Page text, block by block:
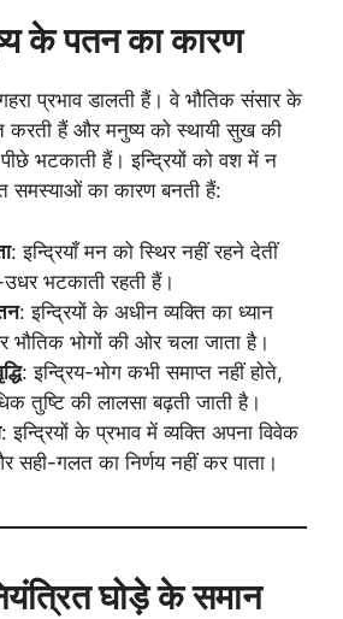
के पतन का कारण
प्रभाव डालती हैं। वे भौतिक संसार के
करती हैं और मनुष्य को स्थायी सुख की
भटकाती हैं। इन्द्रियों को वश में न
समस्याओं का कारण बनती हैं:
: इन्द्रियाँ मन को स्थिर नहीं रहने देतीं
भटकाती रहती हैं।
: इन्द्रियों के अधीन व्यक्ति का ध्यान
भौतिक भोगों की ओर चला जाता है।
: इन्द्रिय-भोग कभी समाप्त नहीं होते,
तुष्टि की लालसा बढ़ती जाती है।
: इन्द्रियों के प्रभाव में व्यक्ति अपना विवेक
सही-गलत का निर्णय नहीं कर पाता।
घोड़े के समान